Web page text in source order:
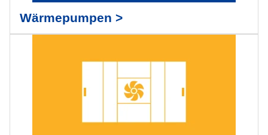
Wärmepumpen >